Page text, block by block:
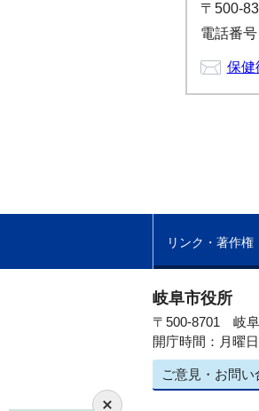
〒500-
電話番
保健
リンク・著作権
岐阜市役所
〒500-8701 岐
開庁時間：月曜
ご意見・お問い